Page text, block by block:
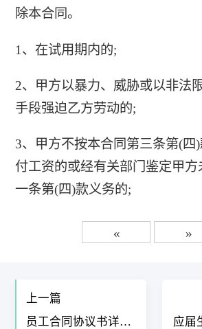
除本合同。
1、在试用期内的;
2、甲方以暴力、威胁或以非法
手段强迫乙方劳动的;
3、甲方不按本合同第三条第(四
付工资的或经有关部门鉴定甲方
一条第(四)款义务的;
« »
上一篇
员工合同协议书详细
应届